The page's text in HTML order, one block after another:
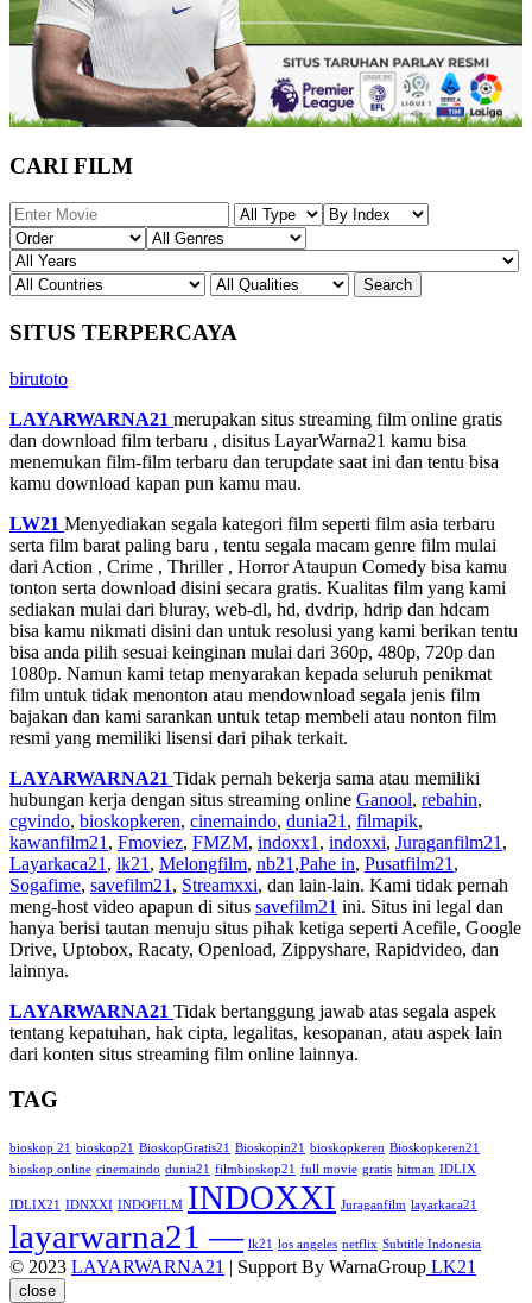
CARI FILM
SITUS TERPERCAYA
birutoto
LAYARWARNA21 merupakan situs streaming film online gratis
dan download film terbaru , disitus LayarWarna21 kamu bisa
menemukan film-film terbaru dan terupdate saat ini dan tentu bisa
kamu download kapan pun kamu mau.
LW21 Menyediakan segala kategori film seperti film asia terbaru
serta film barat paling baru , tentu segala macam genre film mulai
dari Action , Crime , Thriller , Horror Ataupun Comedy bisa kamu
tonton serta download disini secara gratis. Kualitas film yang kami
sediakan mulai dari bluray, web-dl, hd, dvdrip, hdrip dan hdcam
bisa kamu nikmati disini dan untuk resolusi yang kami berikan tentu
bisa anda pilih sesuai keinginan mulai dari 360p, 480p, 720p dan
1080p. Namun kami tetap menyarakan kepada seluruh penikmat
film untuk tidak menonton atau mendownload segala jenis film
bajakan dan kami sarankan untuk tetap membeli atau nonton film
resmi yang memiliki lisensi dari pihak terkait.
LAYARWARNA21 Tidak pernah bekerja sama atau memiliki
hubungan kerja dengan situs streaming online Ganool, rebahin,
cgvindo, bioskopkeren, cinemaindo, dunia21 , filmapik,
kawanfilm21 , Fmoviez, FMZM, indoxx1 , indoxxi, Juraganfilm21 ,
Layarkaca21 , lk21 , Melongfilm, nb21 ,Pahe in, Pusatfilm21 ,
Sogafime, savefilm21 , Streamxxi, dan lain-lain. Kami tidak pernah
meng-host video apapun di situs savefilm21 ini. Situs ini legal dan
hanya berisi tautan menuju situs pihak ketiga seperti Acefile, Google
Drive, Uptobox, Racaty, Openload, Zippyshare, Rapidvideo, dan
lainnya.
LAYARWARNA21 Tidak bertanggung jawab atas segala aspek
tentang kepatuhan, hak cipta, legalitas, kesopanan, atau aspek lain
dari konten situs streaming film online lainnya.
TAG
bioskop 21 bioskop21 BioskopGratis21 Bioskopin21 bioskopkeren Bioskopkeren21
bioskop online cinemaindo dunia21 filmbioskop21 full movie gratis hitman IDLIX
IDLIX21 IDNXXI INDOFILM INDOXXI Juraganfilm layarkaca21
layarwarna21 — lk21 los angeles netflix Subtitle Indonesia
© 2023 LAYARWARNA21 | Support By WarnaGroup LK21
close